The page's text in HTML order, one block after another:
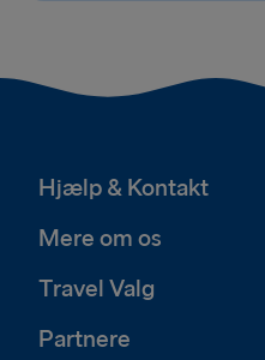
Hjælp & Kontakt
Mere om os
Travel Valg
Partnere